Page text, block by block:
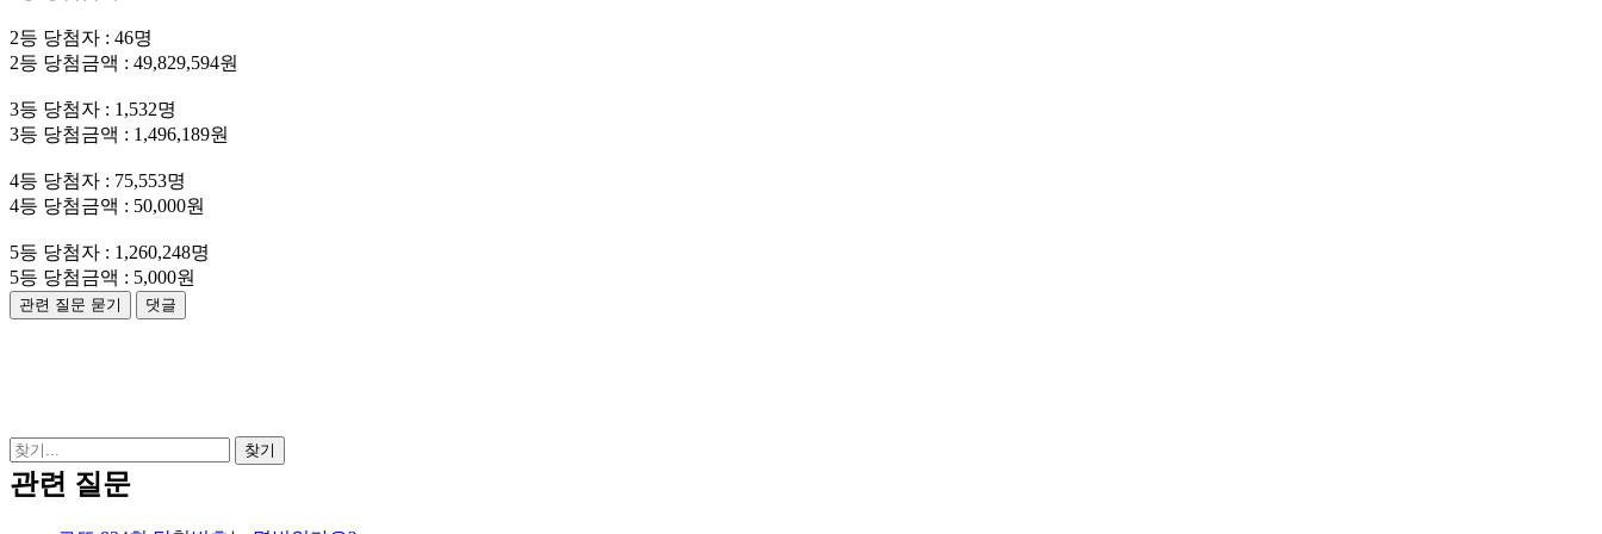
2등 당첨자 : 46명
2등 당첨금액 : 49,829,594원
3등 당첨자 : 1,532명
3등 당첨금액 : 1,496,189원
4등 당첨자 : 75,553명
4등 당첨금액 : 50,000원
5등 당첨자 : 1,260,248명
5등 당첨금액 : 5,000원
관련 질문